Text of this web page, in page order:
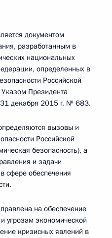
документом
разработанным в
национальных
определенных в
Российской
Президента
декабря 2015 г. № 683.
вызовы и
Российской
безопасность), а
и задачи
сфере обеспечения
на обеспечение
угрозам экономической
кризисных явлений в